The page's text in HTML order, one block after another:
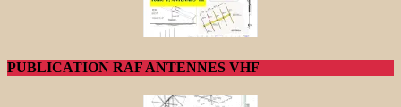
PUBLICATION RAF ANTENNES VHF